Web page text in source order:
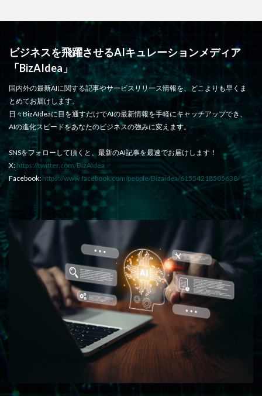
ビジネスを飛躍させるAIキュレーションメディア
「BizAIdea」
国内外の最新AIに関する記事やサービスリリース情報を、どこよりも早くま
とめてお届けします。
日々BizAIdeaに目を通すだけでAIの最新情報を手軽にキャッチアップでき、
AIの進化スピードをあなたのビジネスの強みに変えます。
SNSをフォローして頂くと、最新のAI記事を最速でお届けします！
X: https://twitter.com/BizAIdea
Facebook: https://www.facebook.com/people/Bizaidea/61554218505638/